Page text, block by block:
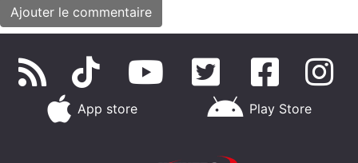
App store Play Store